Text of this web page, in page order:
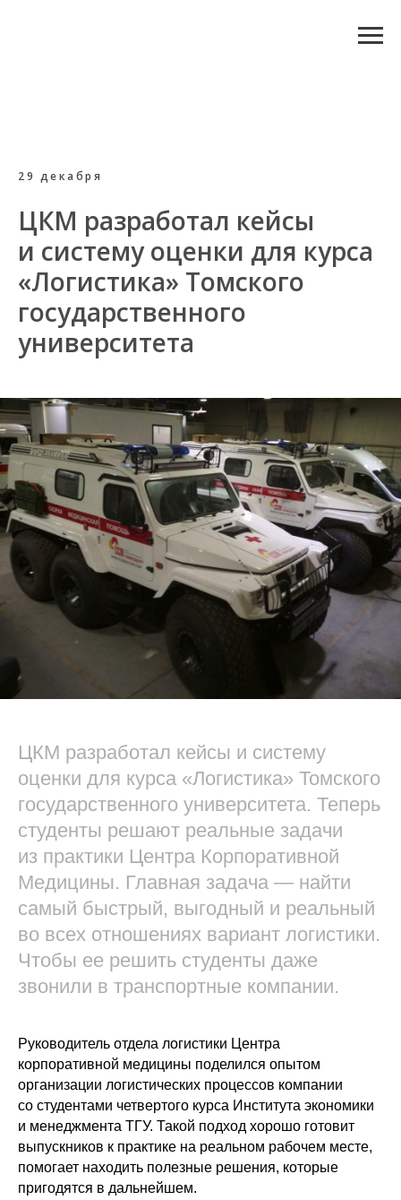
29 декабря
ЦКМ разработал кейсы
и систему оценки для курса
«Логистика» Томского
государственного
университета
ЦКМ разработал кейсы и систему
оценки для курса «Логистика» Томского
государственного университета. Теперь
студенты решают реальные задачи
из практики Центра Корпоративной
Медицины. Главная задача — найти
самый быстрый, выгодный и реальный
во всех отношениях вариант логистики.
Чтобы ее решить студенты даже
звонили в транспортные компании.
Руководитель отдела логистики Центра
корпоративной медицины поделился опытом
организации логистических процессов компании
со студентами четвертого курса Института экономики
и менеджмента ТГУ. Такой подход хорошо готовит
выпускников к практике на реальном рабочем месте,
помогает находить полезные решения, которые
пригодятся в дальнейшем.